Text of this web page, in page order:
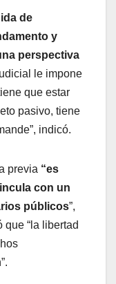
de
y
perspectiva
le impone
que estar
pasivo, tiene
indicó.
previa “es
con un
públicos”,
“la libertad